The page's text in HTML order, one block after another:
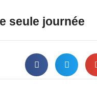
seule journée